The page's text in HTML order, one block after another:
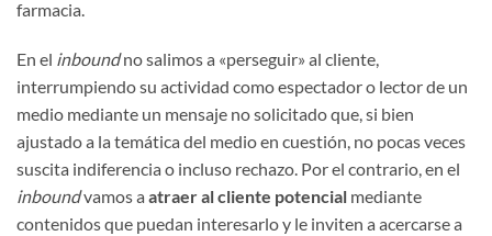
farmacia.
En el inboundno salimos a «perseguir» al cliente,
interrumpiendo su actividad como espectador o lector de un
medio mediante un mensaje no solicitado que, si bien
ajustado a la temática del medio en cuestión, no pocas veces
suscita indiferencia o incluso rechazo. Por el contrario, en el
inboundvamos a atraer al cliente potencial mediante
contenidos que puedan interesarlo y le inviten a acercarse a